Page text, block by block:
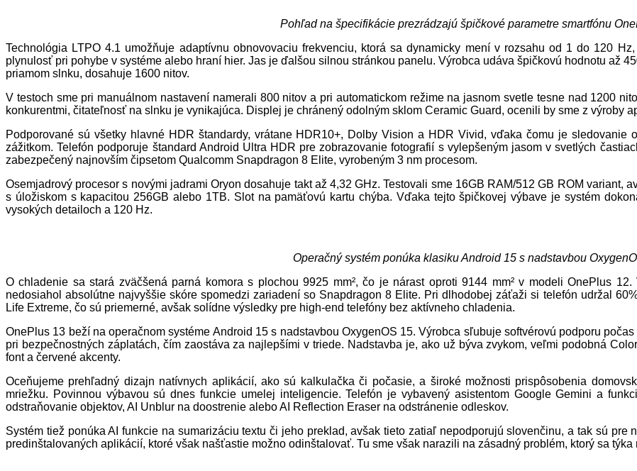
Pohľad na špecifikácie prezrádzajú špičkové parametre smartfónu
Technológia LTPO 4.1 umožňuje adaptívnu obnovovaciu frekvenciu, ktorá sa dynamicky mení v rozsahu od 1 do 120
plynulosť pri pohybe v systéme alebo hraní hier. Jas je ďalšou silnou stránkou panelu. Výrobca udáva špičkovú hodnotu až
priamom slnku, dosahuje 1600 nitov.
V testoch sme pri manuálnom nastavení namerali 800 nitov a pri automatickom režime na jasnom svetle tesne nad 1200
konkurentmi, čitateľnosť na slnku je vynikajúca. Displej je chránený odolným sklom Ceramic Guard, ocenili by sme z výroby
Podporované sú všetky hlavné HDR štandardy, vrátane HDR10+, Dolby Vision a HDR Vivid, vďaka čomu je sledovanie
zážitkom. Telefón podporuje štandard Android Ultra HDR pre zobrazovanie fotografií s vylepšeným jasom v svetlých
zabezpečený najnovším čipsetom Qualcomm Snapdragon 8 Elite, vyrobeným 3 nm procesom.
Osemjadrový procesor s novými jadrami Oryon dosahuje takt až 4,32 GHz. Testovali sme 16GB RAM/512 GB ROM variant,
s úložiskom s kapacitou 256GB alebo 1TB. Slot na pamäťovú kartu chýba. Vďaka tejto špičkovej výbave je systém
vysokých detailoch a 120 Hz.
Operačný systém ponúka klasiku Android 15 s nadstavbou
O chladenie sa stará zväčšená parná komora s plochou 9925 mm², čo je nárast oproti 9144 mm² v modeli OnePlus
nedosiahol absolútne najvyššie skóre spomedzi zariadení so Snapdragon 8 Elite. Pri dlhodobej záťaži si telefón udržal
Life Extreme, čo sú priemerné, avšak solídne výsledky pre high-end telefóny bez aktívneho chladenia.
OnePlus 13 beží na operačnom systéme Android 15 s nadstavbou OxygenOS 15. Výrobca sľubuje softvérovú podporu
pri bezpečnostných záplatách, čím zaostáva za najlepšími v triede. Nadstavba je, ako už býva zvykom, veľmi podobná
font a červené akcenty.
Oceňujeme prehľadný dizajn natívnych aplikácií, ako sú kalkulačka či počasie, a široké možnosti prispôsobenia
mriežku. Povinnou výbavou sú dnes funkcie umelej inteligencie. Telefón je vybavený asistentom Google Gemini a
odstraňovanie objektov, AI Unblur na doostrenie alebo AI Reflection Eraser na odstránenie odleskov.
Systém tiež ponúka AI funkcie na sumarizáciu textu či jeho preklad, avšak tieto zatiaľ nepodporujú slovenčinu, a tak sú
predinštalovaných aplikácií, ktoré však našťastie možno odinštalovať. Tu sme však narazili na zásadný problém, ktorý sa